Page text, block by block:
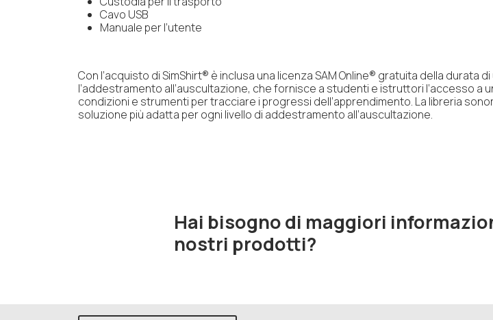
Cavo USB
Manuale per l’utente
Con l’acquisto di SimShirt® è inclusa una licenza SAM Online® gratuita della durata
l’addestramento all’auscultazione, che fornisce a studenti e istruttori l’accesso a
condizioni e strumenti per tracciare i progressi dell’apprendimento. La libreria
soluzione più adatta per ogni livello di addestramento all’auscultazione.
Hai bisogno di maggiori
nostri prodotti?